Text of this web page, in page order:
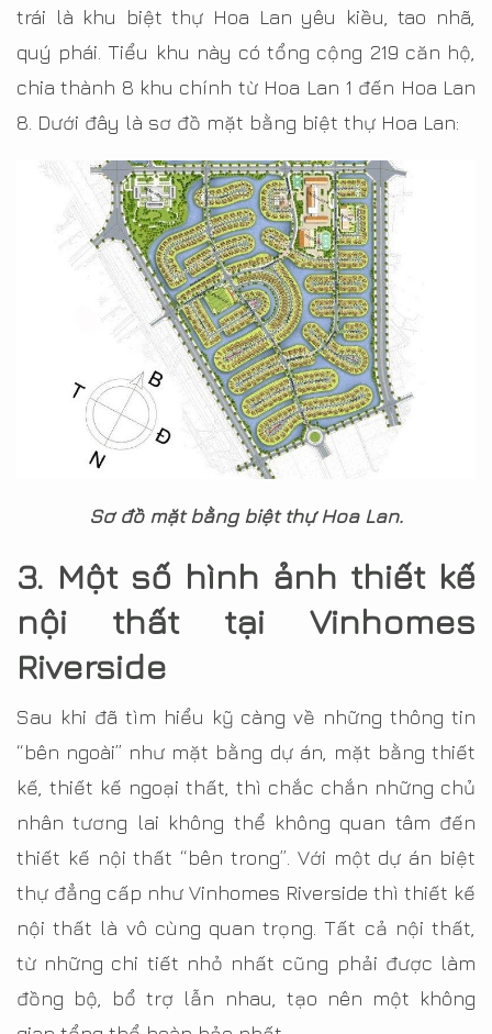
trái là khu biệt thự Hoa Lan yêu kiều, tao nhã,
quý phái. Tiểu khu này có tổng cộng 219 căn hộ,
chia thành 8 khu chính từ Hoa Lan 1 đến Hoa Lan
8. Dưới đây là sơ đồ mặt bằng biệt thự Hoa Lan:
Sơ đồ mặt bằng biệt thự Hoa Lan.
3. Một số hình ảnh thiết kế
nội thất tại Vinhomes
Riverside
Sau khi đã tìm hiểu kỹ càng về những thông tin
“bên ngoài” như mặt bằng dự án, mặt bằng thiết
kế, thiết kế ngoại thất, thì chắc chắn những chủ
nhân tương lai không thể không quan tâm đến
thiết kế nội thất “bên trong”. Với một dự án biệt
thự đẳng cấp như Vinhomes Riverside thì thiết kế
nội thất là vô cùng quan trọng. Tất cả nội thất,
từ những chi tiết nhỏ nhất cũng phải được làm
đồng bộ, bổ trợ lẫn nhau, tạo nên một không